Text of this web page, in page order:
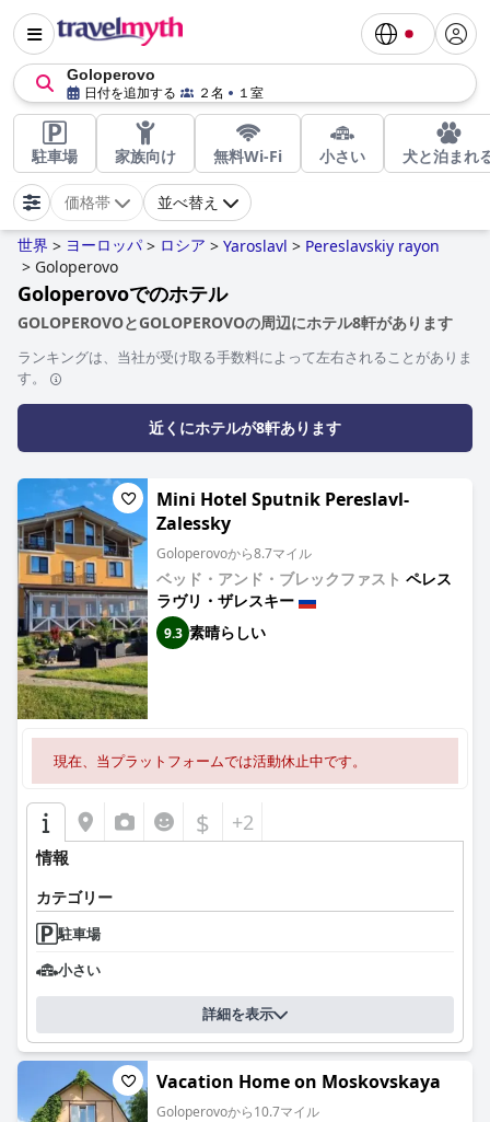
Goloperovo
日付を追加する ２名 １室
駐車場 家族向け 無料Wi-Fi 小さい 犬と泊まれ
価格帯 並べ替え
世界 > ヨーロッパ > ロシア > Yaroslavl > Pereslavskiy rayon
> Goloperovo
Goloperovoでのホテル
GOLOPEROVOとGOLOPEROVOの周辺にホテル8軒があります
ランキングは、当社が受け取る手数料によって左右されることがありま
す。
近くにホテルが8軒あります
Mini Hotel Sputnik Pereslavl-
Zalessky
Goloperovoから8.7マイル
ベッド・アンド・ブレックファスト ペレス
ラヴリ・ザレスキー
9.3 素晴らしい
現在、当プラットフォームでは活動休止中です。
$ +2
情報
カテゴリー
駐車場
小さい
詳細を表示
Vacation Home on Moskovskaya
Goloperovoから10.7マイル